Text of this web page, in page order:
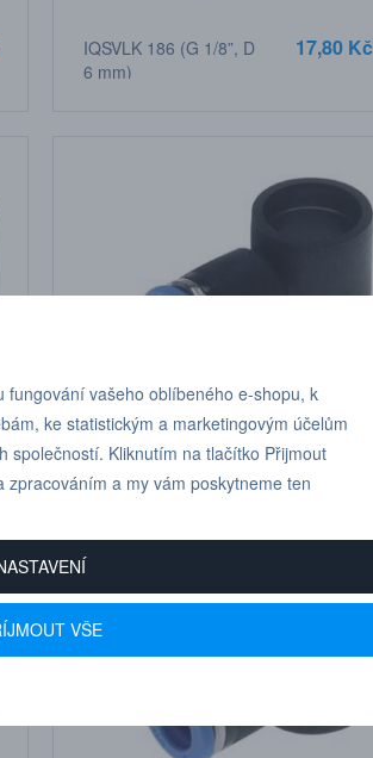
IQSVLK 186 (G 1/8”, D
6 mm)
17,80 Kč
IQSVLK 148 (G 1/4”, D
8 mm)
fungování vašeho oblíbeného e-shopu, k
ke statistickým a marketingovým účelům
společností. Kliknutím na tlačítko Přijmout
a my vám poskytneme ten
VŠE